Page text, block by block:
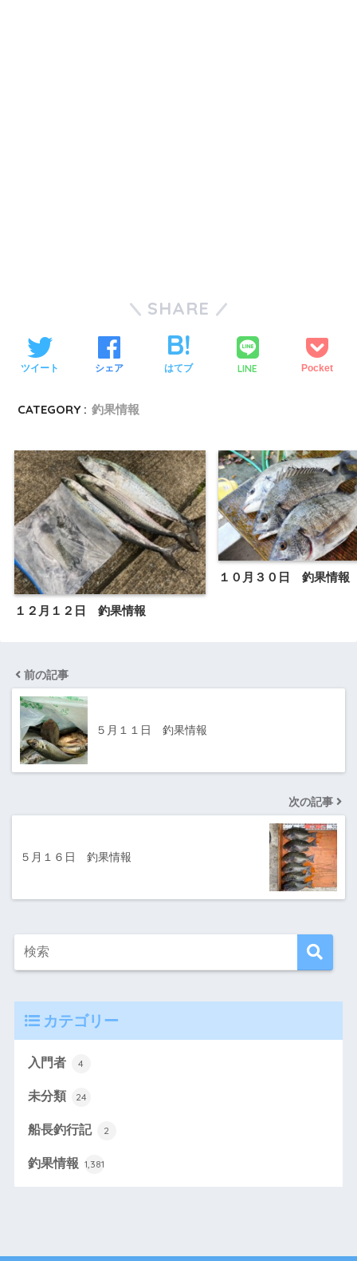
SHARE
ツイート シェア はてブ LINE Pocket
CATEGORY : 釣果情報
１２月１２日 釣果情報
１０月３０日 釣果情報
前の記事
５月１１日 釣果情報
次の記事
５月１６日 釣果情報
カテゴリー
入門者 4
未分類 24
船長釣行記 2
釣果情報 1,381